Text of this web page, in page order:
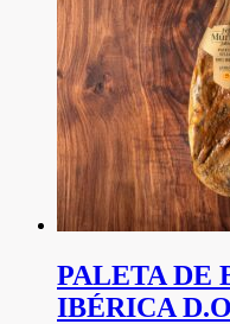
PALETA DE
IBÉRICA